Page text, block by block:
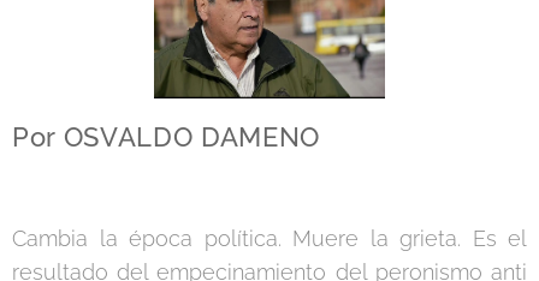
Por OSVALDO DAMENO
Cambia la época política. Muere la grieta. Es el
resultado del empecinamiento del peronismo anti